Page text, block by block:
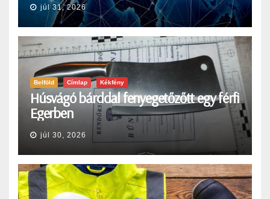
júl 31, 2026
Belföld Címlap Kékfény
Húsvágó bárddal fenyegetőzőtt egy férfi
Egerben
júl 30, 2026